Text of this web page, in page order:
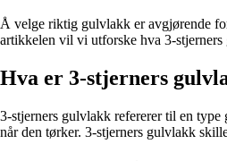
Å velge riktig gulvlakk er avgjørende
artikkelen vil vi utforske hva 3-
Hva er 3-stjerners
3-stjerners gulvlakk refererer til en
når den tørker. 3-stjerners gulvlakk